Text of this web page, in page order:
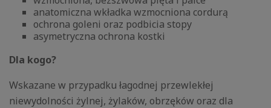
anatomiczna wkładka wzmocniona cordurą
ochrona goleni oraz podbicia stopy
asymetryczna ochrona kostki
Dla kogo?
Wskazane w przypadku łagodnej przewlekłej
niewydolności żylnej, żylaków, obrzęków oraz dla